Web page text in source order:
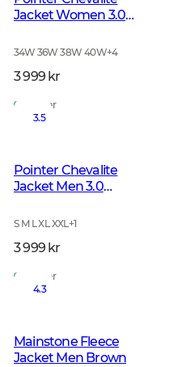
Jacket Women 3.0
34W 36W 38W 40W+4
3 999 kr
På lager
3.5
Pointer Chevalite
Jacket Men 3.0
S M L XL XXL+1
3 999 kr
På lager
4.3
Mainstone Fleece
Jacket Men Brown